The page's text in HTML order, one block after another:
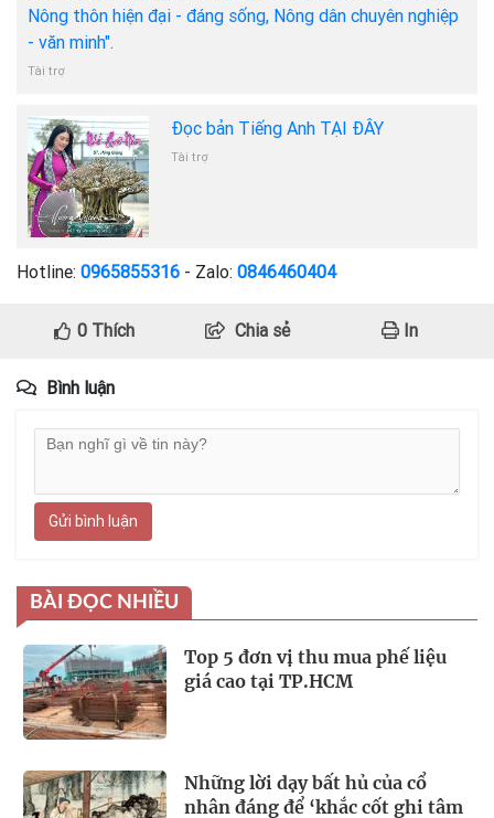
Nông thôn hiện đại - đáng sống, Nông dân chuyên nghiệp
- văn minh".
Tài trợ
Đọc bản Tiếng Anh TẠI ĐÂY
Tài trợ
Hotline: 0965855316 - Zalo: 0846460404
0Thích Chia sẻ In
Bình luận
Gửi bình luận
BÀI ĐỌC NHIỀU
Top 5 đơn vị thu mua phế liệu
giá cao tại TP.HCM
Những lời dạy bất hủ của cổ
nhân đáng để ‘khắc cốt ghi tâm